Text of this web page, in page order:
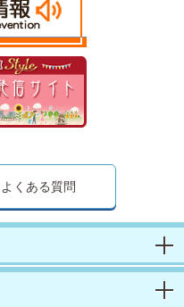
よくある質問